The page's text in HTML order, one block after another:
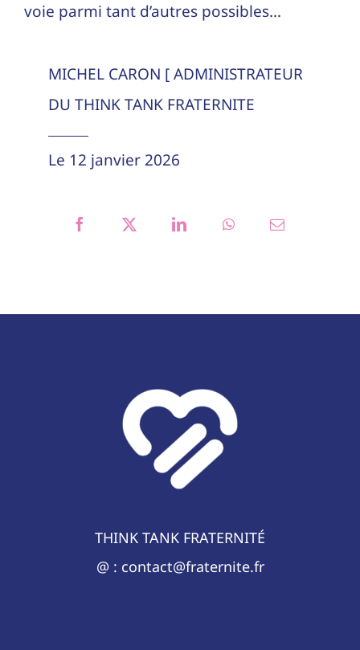
voie parmi tant d’autres possibles…
MICHEL CARON [ ADMINISTRATEUR
DU THINK TANK FRATERNITE
Le 12 janvier 2026
THINK TANK FRATERNITÉ
@ : contact@fraternite.fr